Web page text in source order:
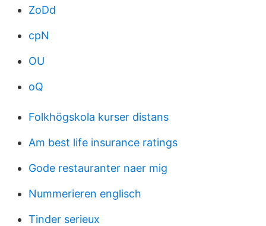
ZoDd
cpN
OU
oQ
Folkhögskola kurser distans
Am best life insurance ratings
Gode restauranter naer mig
Nummerieren englisch
Tinder serieux